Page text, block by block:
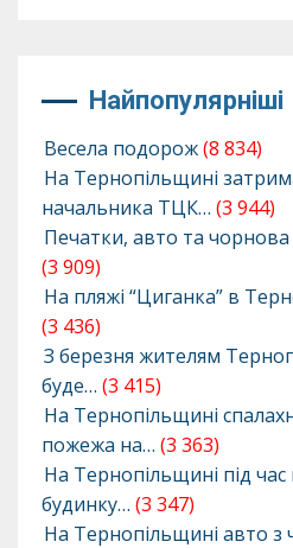
Найпопулярніші
Весела подорож(8 834)
На Тернопільщині
начальника ТЦК… (3 944)
Печатки, авто та чорнова
(3 909)
На пляжі “Циганка” в
(3 436)
З березня жителям
буде… (3 415)
На Тернопільщині
пожежа на… (3 363)
На Тернопільщині під
будинку… (3 347)
На Тернопільщині авто з